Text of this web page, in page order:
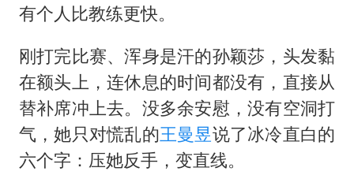
有个人比教练更快。
刚打完比赛、浑身是汗的孙颖莎 ，头发黏
在额头上，连休息的时间都没有，直接从
替补席冲上去。没多余安慰，没有空洞打
气，她只对慌乱的王曼昱说了冰冷直白的
六个字：压她反手，变直线。